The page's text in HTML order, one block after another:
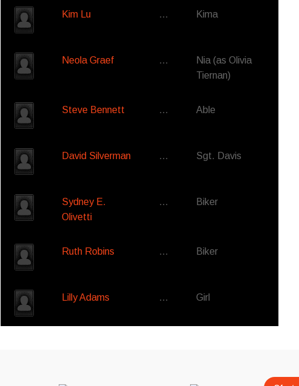
Kim Lu … Kima
Neola Graef …
Nia (as Olivia
Tiernan)
Steve Bennett … Able
David Silverman … Sgt. Davis
Sydney E.
Olivetti
… Biker
Ruth Robins … Biker
Lilly Adams … Girl